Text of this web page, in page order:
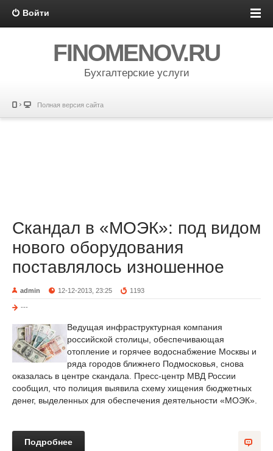
Войти
FINOMENOV.RU
Бухгалтерские услуги
Полная версия сайта
Скандал в «МОЭК»: под видом
нового оборудования
поставлялось изношенное
admin 12-12-2013, 23:25 1193
---
Ведущая инфраструктурная компания
российской столицы, обеспечивающая
отопление и горячее водоснабжение Москвы и
ряда городов ближнего Подмосковья, снова
оказалась в центре скандала. Пресс-центр МВД России
сообщил, что полиция выявила схему хищения бюджетных
денег, выделенных для обеспечения деятельности «МОЭК».
Подробнее